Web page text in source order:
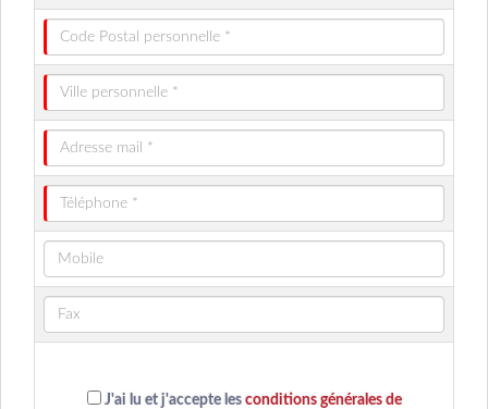
J'ai lu et j'accepte les conditions générales de